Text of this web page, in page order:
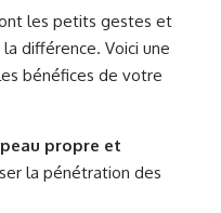
les petits gestes et
différence. Voici une
bénéfices de votre
propre et
la pénétration des